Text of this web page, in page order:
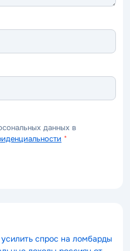
данных в
*
спрос на ломбарды